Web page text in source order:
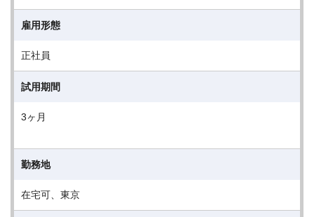
雇用形態
正社員
試用期間
3ヶ月
勤務地
在宅可、東京